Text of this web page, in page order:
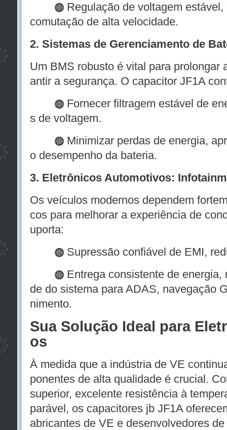
◍ Regulação de voltagem
comutação de alta velocidade.
2. Sistemas de Gerenciamento de
Um BMS robusto é vital para prolongar
antir a segurança. O capacitor JF1A
◍ Fornecer filtragem estável de
s de voltagem.
◍ Minimizar perdas de energia,
o desempenho da bateria.
3. Eletrônicos Automotivos:
Os veículos modernos dependem
cos para melhorar a experiência de
uporta:
◍ Supressão confiável de EMI,
◍ Entrega consistente de
de do sistema para ADAS, navegação
nimento.
Sua Solução Ideal para
os
À medida que a indústria de VE
ponentes de alta qualidade é crucial.
superior, excelente resistência à
parável, os capacitores jb JF1A
abricantes de VE e desenvolvedores